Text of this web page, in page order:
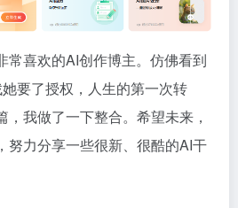
常喜欢的AI创作博主。仿佛看到
要了授权，人生的第一次转
我做了一下整合。希望未来，
努力分享一些很新、很酷的AI干